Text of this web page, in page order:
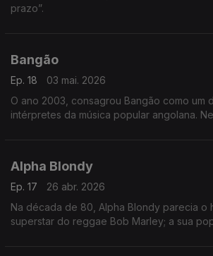
prazo”.
Bangão
Ep. 18
03 mai. 2026
O ano 2003, consagrou Bangão como um
intérpretes da música popular angolana.
Alpha Blondy
Ep. 17
26 abr. 2026
Na década de 80, Alpha Blondy parecia o
superstar do reggae Bob Marley; a sua